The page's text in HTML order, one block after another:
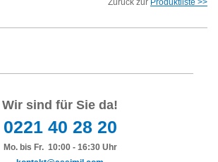
Wir sind für Sie da!
0221 40 28 20
Mo. bis Fr. 10:00 - 16:30 Uhr